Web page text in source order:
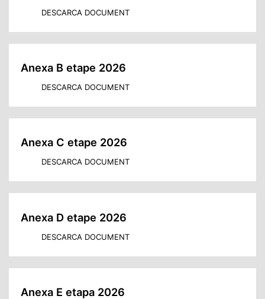
DESCARCA DOCUMENT
Anexa B etape 2026
DESCARCA DOCUMENT
Anexa C etape 2026
DESCARCA DOCUMENT
Anexa D etape 2026
DESCARCA DOCUMENT
Anexa E etapa 2026